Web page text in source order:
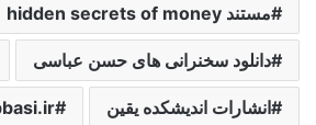
مستند hidden secrets of money
دانلود سخنرانی های حسن عباسی
انشارات اندیشکده یقین